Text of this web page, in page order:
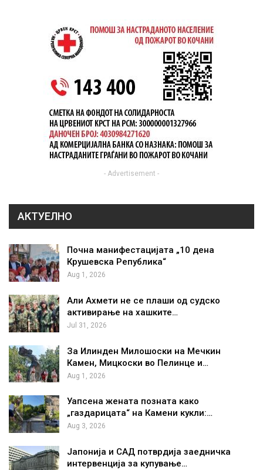
- Advertisement -
АКТУЕЛНО
Почна манифестацијата „10 дена
Крушевска Република“
Aug 1, 2026
Али Ахмети не се плаши од судско
активирање на хашките…
Jul 31, 2026
За Илинден Милошоски на Мечкин
Камен, Мицкоски во Пелинце и…
Aug 1, 2026
Уапсена жената позната како
„газдарицата“ на Камени кукли:…
Aug 3, 2026
Јапонија и САД потврдија заедничка
интервенција за купување…